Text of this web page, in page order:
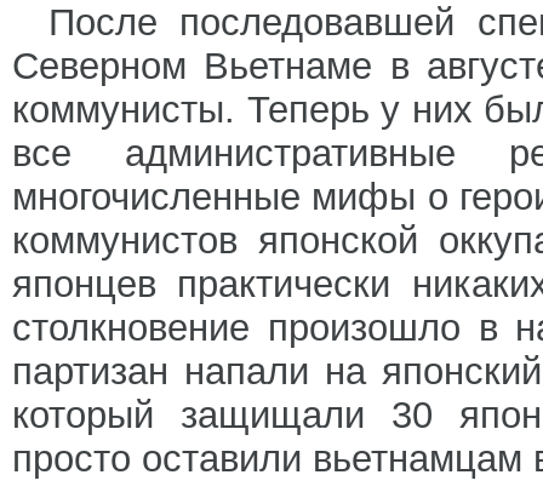
После последовавшей
Северном Вьетнаме в
коммунисты. Теперь у них
все административные
многочисленные мифы о
коммунистов японской
японцев практически
столкновение произошло в
партизан напали на
который защищали 30
просто оставили